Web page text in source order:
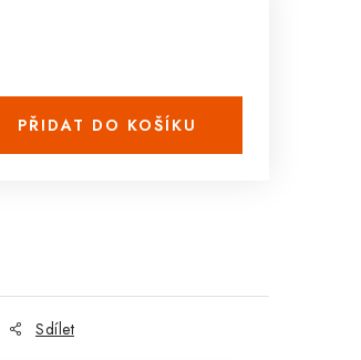
PŘIDAT DO KOŠÍKU
Sdílet